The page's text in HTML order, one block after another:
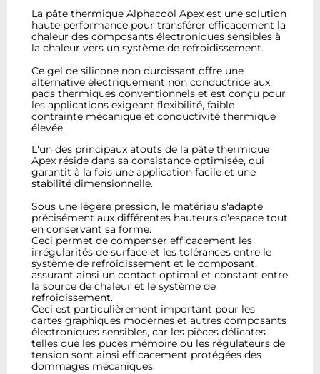
La pâte thermique Alphacool Apex est une solution
haute performance pour transférer efficacement la
chaleur des composants électroniques sensibles à
la chaleur vers un système de refroidissement.
Ce gel de silicone non durcissant offre une
alternative électriquement non conductrice aux
pads thermiques conventionnels et est conçu pour
les applications exigeant flexibilité, faible
contrainte mécanique et conductivité thermique
élevée.
L'un des principaux atouts de la pâte thermique
Apex réside dans sa consistance optimisée, qui
garantit à la fois une application facile et une
stabilité dimensionnelle.
Sous une légère pression, le matériau s'adapte
précisément aux différentes hauteurs d'espace tout
en conservant sa forme.
Ceci permet de compenser efficacement les
irrégularités de surface et les tolérances entre le
système de refroidissement et le composant,
assurant ainsi un contact optimal et constant entre
la source de chaleur et le système de
refroidissement.
Ceci est particulièrement important pour les
cartes graphiques modernes et autres composants
électroniques sensibles, car les pièces délicates
telles que les puces mémoire ou les régulateurs de
tension sont ainsi efficacement protégées des
dommages mécaniques.